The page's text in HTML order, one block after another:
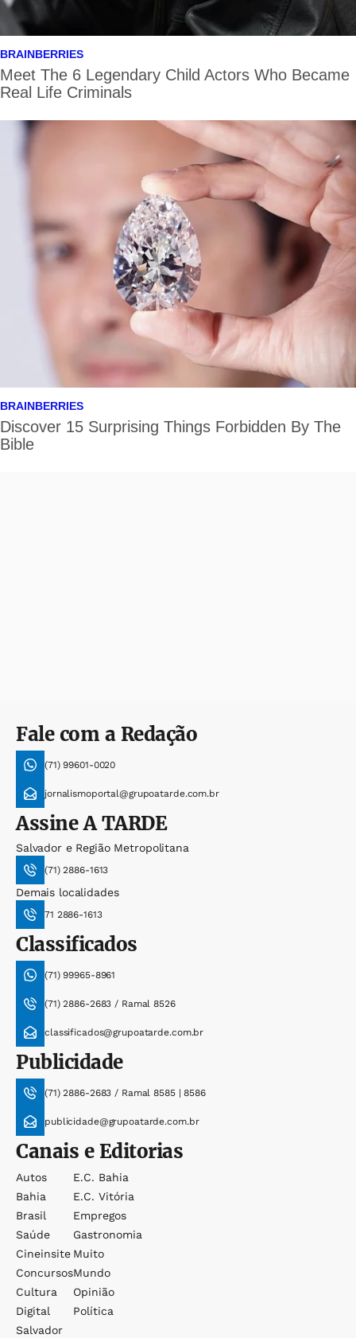
Fale com a Redação
(71) 99601-0020
jornalismoportal@grupoatarde.com.br
AssineA TARDE
Salvador e Região Metropolitana
(71) 2886-1613
Demais localidades
71 2886-1613
Classificados
(71) 99965-8961
(71) 2886-2683 / Ramal 8526
classificados@grupoatarde.com.br
Publicidade
(71) 2886-2683 / Ramal 8585 | 8586
publicidade@grupoatarde.com.br
Canais e Editorias
Autos
Bahia
Brasil
Saúde
Cineinsite
Concursos
Cultura
Digital
Salvador
E.c. Bahia
E.c. Vitória
Empregos
Gastronomia
Muito
Mundo
Opinião
Política